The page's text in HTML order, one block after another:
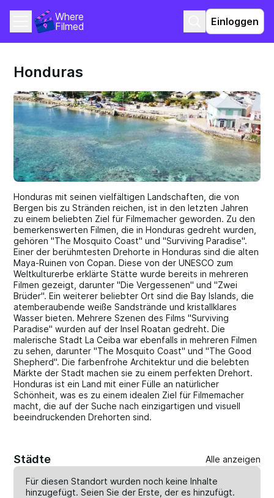
Where
Filmed
Einloggen
Honduras
Honduras mit seinen vielfältigen Landschaften, die von
Bergen bis zu Stränden reichen, ist in den letzten Jahren
zu einem beliebten Ziel für Filmemacher geworden. Zu den
bemerkenswerten Filmen, die in Honduras gedreht wurden,
gehören "The Mosquito Coast" und "Surviving Paradise".
Einer der berühmtesten Drehorte in Honduras sind die alten
Maya-Ruinen von Copan. Diese von der UNESCO zum
Weltkulturerbe erklärte Stätte wurde bereits in mehreren
Filmen gezeigt, darunter "Die Vergessenen" und "Zwei
Brüder". Ein weiterer beliebter Ort sind die Bay Islands, die
atemberaubende weiße Sandstrände und kristallklares
Wasser bieten. Mehrere Szenen des Films "Surviving
Paradise" wurden auf der Insel Roatan gedreht. Die
malerische Stadt La Ceiba war ebenfalls in mehreren Filmen
zu sehen, darunter "The Mosquito Coast" und "The Good
Shepherd". Die farbenfrohe Architektur und die belebten
Märkte der Stadt machen sie zu einem perfekten Drehort.
Honduras ist ein Land mit einer Fülle an natürlicher
Schönheit, was es zu einem idealen Ziel für Filmemacher
macht, die auf der Suche nach einzigartigen und visuell
beeindruckenden Drehorten sind.
Städte Alle anzeigen
Für diesen Standort wurden noch keine Inhalte
hinzugefügt. Seien Sie der Erste, der eshinzufügt.